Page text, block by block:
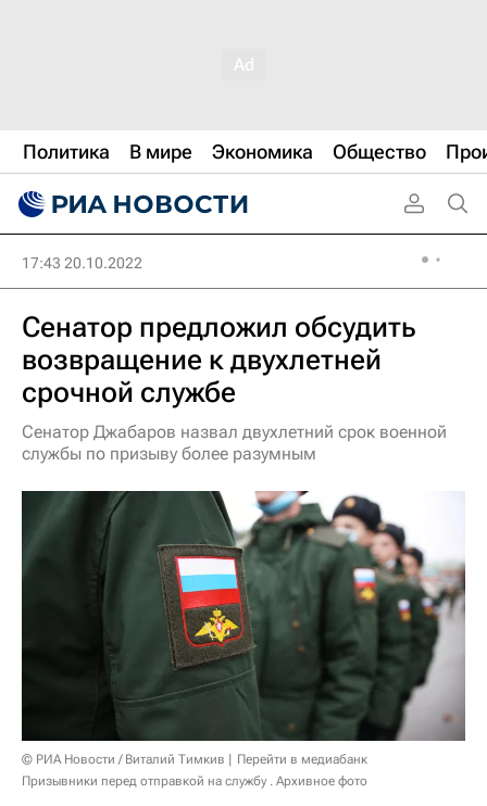
Политика В мире Экономика Общество
17:43 20.10.2022
Сенатор предложил обсудить
возвращение к двухлетней
срочной службе
Сенатор Джабаров назвал двухлетний срок военной
службы по призыву более разумным
© РИА Новости / Виталий Тимкив
Перейти в медиабанк
Призывники перед отправкой на службу . Архивное фото